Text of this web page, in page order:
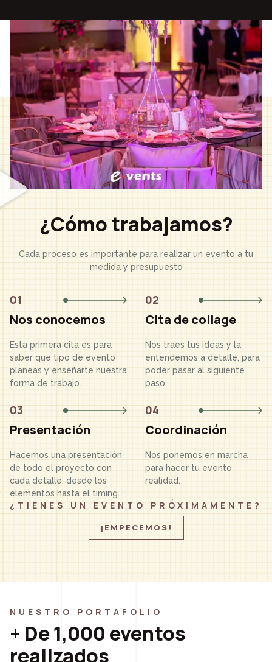
¿Cómo trabajamos?
Cada proceso es importante para realizar un evento a tu
medida y presupuesto
01
Nos conocemos
Esta primera cita es para
saber que tipo de evento
planeas y enseñarte nuestra
forma de trabajo.
02
Cita de collage
Nos traes tus ideas y la
entendemos a detalle, para
poder pasar al siguiente
paso.
03
Presentación
Hacemos una presentación
de todo el proyecto con
cada detalle, desde los
elementos hasta el timing.
04
Coordinación
Nos ponemos en marcha
para hacer tu evento
realidad.
¿TIENES UN EVENTO PRÓXIMAMENTE?
¡EMPECEMOS!
NUESTRO PORTAFOLIO
+ De 1,000 eventos
realizados